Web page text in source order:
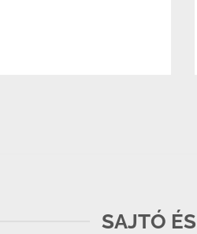
SAJTÓ